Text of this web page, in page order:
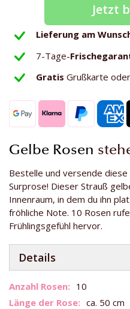
Jetzt
Lieferung am
7-Tage-
Gratis Grußkarte
Gelbe Rosen
Bestelle und versende
Surprose! Dieser Strauß
Innenraum, in dem du ihn
fröhliche Note. 10 Rosen
Frühlingsgefühl hervor.
Details
Weitere
Informationen
10
ca. 50 cm